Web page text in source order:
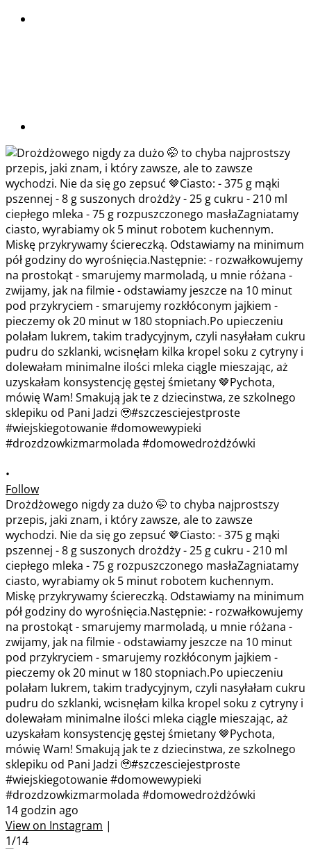
•
Follow
Drożdżowego nigdy za dużo 🤭 to chyba najprostszy
przepis, jaki znam, i który zawsze, ale to zawsze
wychodzi. Nie da się go zepsuć 🤎Ciasto: - 375 g mąki
pszennej - 8 g suszonych drożdży - 25 g cukru - 210 ml
ciepłego mleka - 75 g rozpuszczonego masłaZagniatamy
ciasto, wyrabiamy ok 5 minut robotem kuchennym.
Miskę przykrywamy ściereczką. Odstawiamy na minimum
pół godziny do wyrośnięcia.Następnie: - rozwałkowujemy
na prostokąt - smarujemy marmoladą, u mnie różana -
zwijamy, jak na filmie - odstawiamy jeszcze na 10 minut
pod przykryciem - smarujemy rozkłóconym jajkiem -
pieczemy ok 20 minut w 180 stopniach.Po upieczeniu
polałam lukrem, takim tradycyjnym, czyli nasyłałam cukru
pudru do szklanki, wcisnęłam kilka kropel soku z cytryny i
dolewałam minimalne ilości mleka ciągle mieszając, aż
uzyskałam konsystencję gęstej śmietany 🤎Pychota,
mówię Wam! Smakują jak te z dziecinstwa, ze szkolnego
sklepiku od Pani Jadzi 🥹#szczesciejestproste
#wiejskiegotowanie #domowewypieki
#drozdzowkizmarmolada #domowedrożdżówki
14 godzin ago
View on Instagram |
1/14